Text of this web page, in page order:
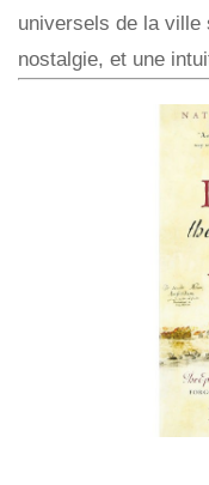
universels de la ville
nostalgie, et une